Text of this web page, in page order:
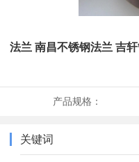
法兰 南昌不锈钢法兰 吉
产品规格：
关键词